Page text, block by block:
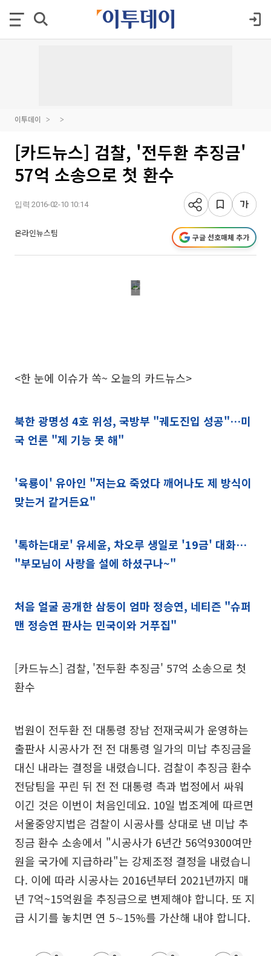
이투데이
[카드뉴스] 검찰, '전두환 추징금'
57억 소송으로 첫 환수
입력 2016-02-10 10:14
온라인뉴스팀 구글 선호매체 추가
<한 눈에 이슈가 쏙~ 오늘의 카드뉴스>
북한 광명성 4호 위성, 국방부 "궤도진입 성공"…미
국 언론 "제 기능 못 해"
'육룡이' 유아인 "저는요 죽었다 깨어나도 제 방식이
맞는거 같거든요"
'톡하는대로' 유세윤, 차오루 생일로 '19금' 대화…
"부모님이 사랑을 설에 하셨구나~"
처음 얼굴 공개한 삼둥이 엄마 정승연, 네티즌 "슈퍼
맨 정승연 판사는 민국이와 거푸집"
[카드뉴스] 검찰, '전두환 추징금' 57억 소송으로 첫
환수
법원이 전두환 전 대통령 장남 전재국씨가 운영하는
출판사 시공사가 전 전 대통령 일가의 미납 추징금을
대신 내라는 결정을 내렸습니다. 검찰이 추징금 환수
전담팀을 꾸린 뒤 전 전 대통령 측과 법정에서 싸워
이긴 것은 이번이 처음인데요. 10일 법조계에 따르면
서울중앙지법은 검찰이 시공사를 상대로 낸 미납 추
징금 환수 소송에서 "시공사가 6년간 56억9300여만
원을 국가에 지급하라"는 강제조정 결정을 내렸습니
다. 이에 따라 시공사는 2016년부터 2021년까지 매
년 7억~15억원을 추징금으로 변제해야 합니다. 또 지
급 시기를 놓치면 연 5∼15%를 가산해 내야 합니다.